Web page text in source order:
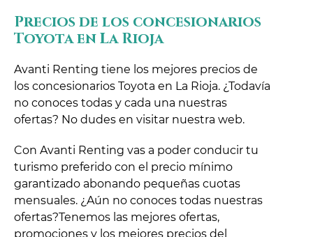
Precios de los concesionarios
Toyota en La Rioja
Avanti Renting tiene los mejores precios de
los concesionarios Toyota en La Rioja. ¿Todavía
no conoces todas y cada una nuestras
ofertas? No dudes en visitar nuestra web.
Con Avanti Renting vas a poder conducir tu
turismo preferido con el precio mínimo
garantizado abonando pequeñas cuotas
mensuales. ¿Aún no conoces todas nuestras
ofertas?Tenemos las mejores ofertas,
promociones y los mejores precios del